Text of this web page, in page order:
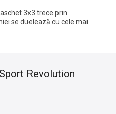
3x3 trece prin
se duelează cu cele mai
Sport Revolution